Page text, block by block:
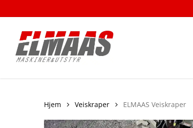
to
content
Hjem Veiskraper ELMAAS Veiskraper